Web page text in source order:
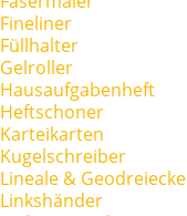
Fineliner
Füllhalter
Gelroller
Hausaufgabenheft
Heftschoner
Karteikarten
Kugelschreiber
Lineale & Geodreiecke
Linkshänder